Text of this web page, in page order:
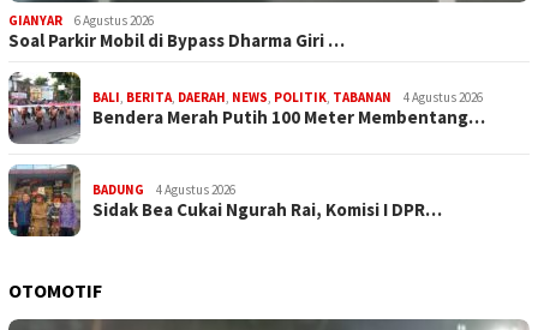
GIANYAR 6 Agustus 2026
Soal Parkir Mobil di Bypass Dharma Giri …
BALI BERITA DAERAH NEWS POLITIK TABANAN 4 Agustus 2026
Bendera Merah Putih 100 Meter Membentang…
BADUNG 4 Agustus 2026
Sidak Bea Cukai Ngurah Rai, Komisi I DPR…
OTOMOTIF